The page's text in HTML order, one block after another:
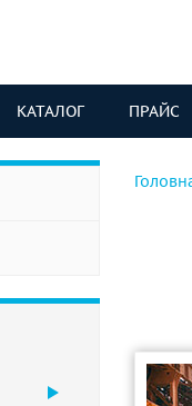
КАТАЛОГ ПРАЙС